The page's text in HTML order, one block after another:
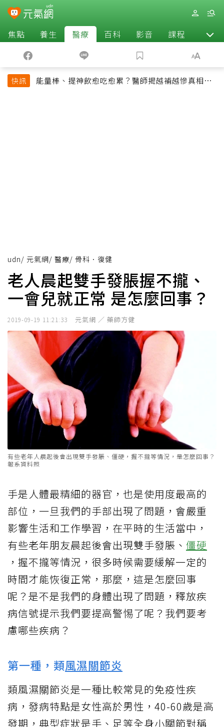
焦點 養生 醫療 百科 影音 課程 退休
快訊
能量棒、提神飲愈吃愈累？醫師揭越補越慘真相：
udn/ 元氣網/ 醫療/ 骨科．復健
老人晨起雙手發脹握不攏、
一會兒就正常 是怎麼回事？
2019-09-19 11:21:33 元氣網 ／ 藥師方健
有些老年人晨起後會出現雙手發脹、僵硬，握不攏等情況，是怎麼回事？
報系資料照
手是人體最精細的器官，也是使用度最高的
部位，一旦我們的手部出現了問題，會嚴重
影響生活和工作學習，在平時的生活當中，
有些老年朋友晨起後會出現雙手發脹、 僵硬
，握不攏等情況，很多時候需要緩解一定的
時間才能恢復正常，那麼，這是怎麼回事
呢？是不是我們的身體出現了問題，釋放疾
病信號提示我們要提高警惕了呢？我們要考
慮哪些疾病？
第一種，類風濕關節炎
類風濕關節炎是一種比較常見的免疫性疾
病，發病特點是女性高於男性，40-60歲是高
發期，典型症狀是手、足等全身小關節對稱